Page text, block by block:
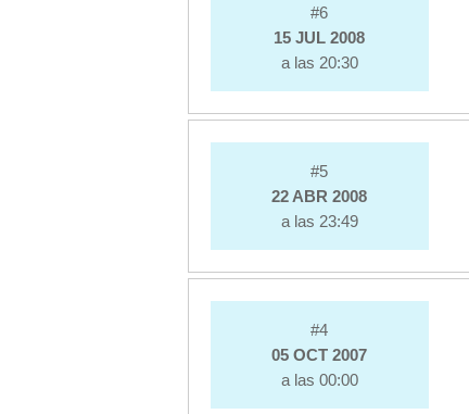
#6
15 JUL 2008
a las 20:30
#5
22 ABR 2008
a las 23:49
#4
05 OCT 2007
a las 00:00